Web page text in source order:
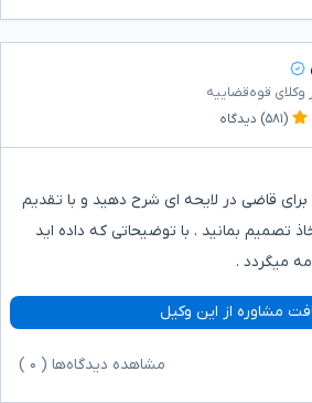
وکلای قوه‌قضاییه
(۵۸۱) دیدگاه
قاضی در لایحه ای شرح دهید و با تقدیم
تصمیم بمانید . با توضیحاتی که داده اید
میگردد .
مشاوره از این وکیل
مشاهده دیدگاه‌ها ( ۰